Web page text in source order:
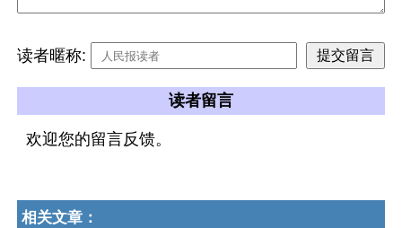
读者暱称:
读者留言
欢迎您的留言反馈。
相关文章：